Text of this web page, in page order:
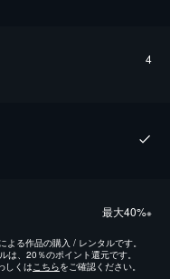
4
最⼤40%※
る作品の購入 / レンタルです。
、20％のポイント還元です。
しくはこちらをご確認ください。